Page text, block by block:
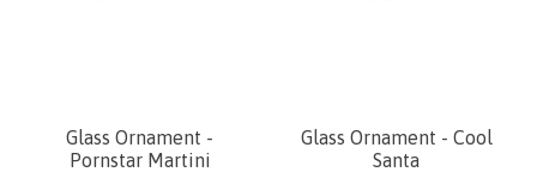
Glass Ornament -
Pornstar Martini
Glass Ornament - Cool
Santa